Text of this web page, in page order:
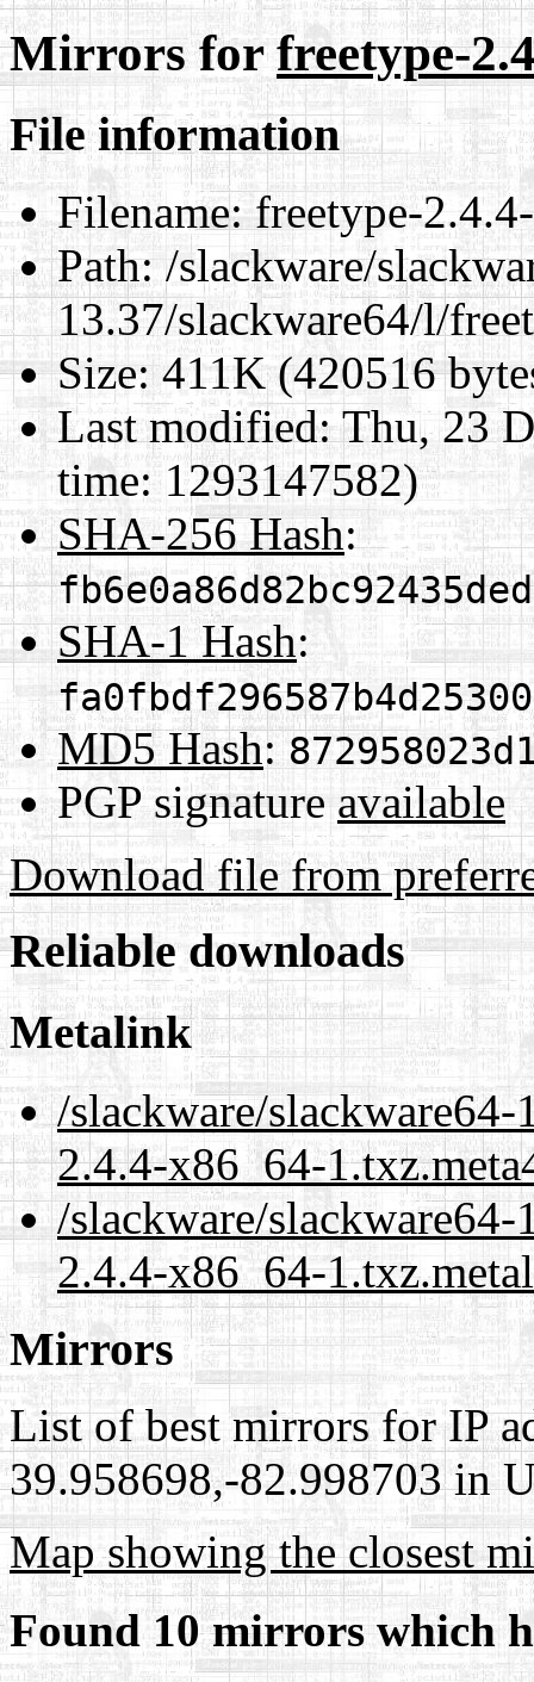
Mirrors forfreetype-
File information
Filename:freetype-
Path:/slackware/
13.37/slackware64/l/
Size:411K (420516
Last modified:Thu, 23
time: 1293147582)
SHA-256 Hash:
SHA-1 Hash:
MD5 Hash:
PGP signature available
Download file from
Reliable downloads
Metalink
/slackware/
2.4.4-x86_64-
/slackware/
2.4.4-x86_64-
Mirrors
List of best mirrors for IP
39.958698,-82.998703 in
Map showing the closest
Found 10 mirrors which